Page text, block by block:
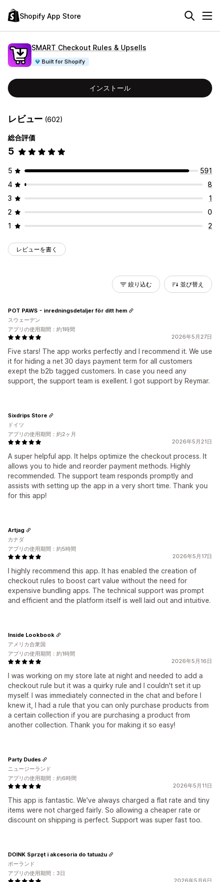
Shopify App Store
SMART Checkout Rules & Upsells
Built for Shopify
インストール
レビュー (602)
総合評価
5
5
591
4
8
3
1
2
0
1
2
レビューを書く
絞り込む 並び替え
2026年5月27日
Five stars! The app works perfectly and I recommend it. We use
it for hiding a net 30 days payment term for all customers
exept the b2b tagged customers. In case you need any
support, the support team is exellent. I got support by Reymar.
POT PAWS - inredningsdetaljer för ditt hem
スウェーデン
アプリの使用期間：約1時間
2026年5月21日
A super helpful app. It helps optimize the checkout process. It
allows you to hide and reorder payment methods. Highly
recommended. The support team responds promptly and
assists with setting up the app in a very short time. Thank you
for this app!
Sixdrips Store
ドイツ
アプリの使用期間：約2ヶ月
2026年5月17日
I highly recommend this app. It has enabled the creation of
checkout rules to boost cart value without the need for
expensive bundling apps. The technical support was prompt
and efficient and the platform itself is well laid out and intuitive.
Artjag
カナダ
アプリの使用期間：約5時間
2026年5月16日
I was working on my store late at night and needed to add a
checkout rule but it was a quirky rule and I couldn't set it up
myself. I was immediately connected in the chat and before I
knew it, I had a rule that you can only purchase products from
a certain collection if you are purchasing a product from
another collection. Thank you for making it so easy!
Inside Lookbook
アメリカ合衆国
アプリの使用期間：約1時間
2026年5月11日
This app is fantastic. We've always charged a flat rate and tiny
items were not charged fairly. So allowing a cheaper rate or
discount on shipping is perfect. Support was super fast too.
Party Dudes
ニュージーランド
アプリの使用期間：約6時間
2026年5月6日
DOINK Sprzęt i akcesoria do tatuażu
ポーランド
アプリの使用期間：3日